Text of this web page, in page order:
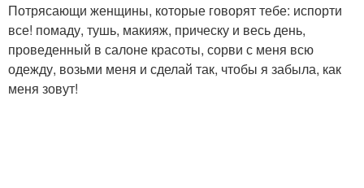
Потрясающи женщины, которые говорят тебе: испорти
все! помаду, тушь, макияж, прическу и весь день,
проведенный в салоне красоты, сорви с меня всю
одежду, возьми меня и сделай так, чтобы я забыла, как
меня зовут!